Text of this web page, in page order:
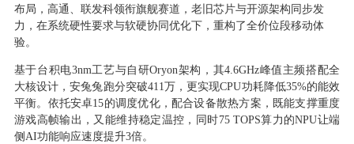
布局，高通、联发科领衔旗舰赛道，老旧芯片与开源架构同步发
力，在系统硬性要求与软硬协同优化下，重构了全价位段移动体
验。
基于台积电3nm工艺与自研Oryon架构，其4.6GHz峰值主频搭配全
大核设计，安兔兔跑分突破411万，更实现CPU功耗降低35%的能效
平衡。依托安卓15的调度优化，配合设备散热方案，既能支撑重度
游戏高帧输出，又能维持稳定温控，同时75 TOPS算力的NPU让端
侧AI功能响应速度提升3倍。